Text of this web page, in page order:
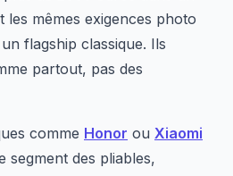
mêmes exigences photo
flagship classique. Ils
partout, pas des
comme Honor ou Xiaomi
segment des pliables,